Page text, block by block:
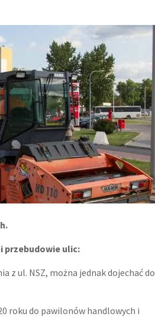
przebudowie ulic:
z ul. NSZ, można jednak dojechać do
roku do pawilonów handlowych i